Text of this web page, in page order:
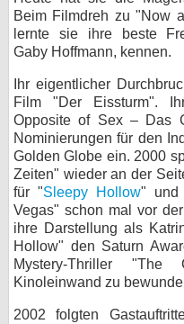
Beim Filmdreh zu "Now
lernte sie ihre beste
Gaby Hoffmann, kennen.
Ihr eigentlicher
Film "Der Eissturm".
Opposite of Sex – Das
Nominierungen für den
Golden Globe ein. 2000
Zeiten" wieder an der
für "Sleepy Hollow" und
Vegas" schon mal vor
ihre Darstellung als
Hollow" den Saturn
Mystery-Thriller
Kinoleinwand zu
2002 folgten